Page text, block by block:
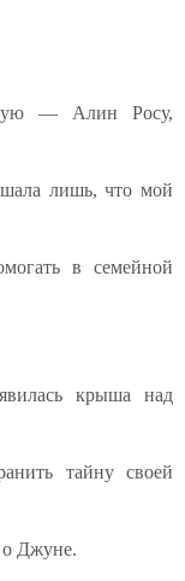
— Алин Росу,
лишь, что мой
в семейной
крыша над
тайну своей
о Джуне.